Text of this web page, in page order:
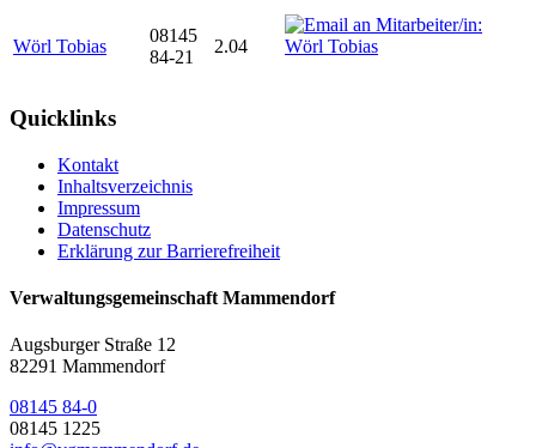
Wörl Tobias
08145
84-21
2.04
Quicklinks
Kontakt
Inhaltsverzeichnis
Impressum
Datenschutz
Erklärung zur Barrierefreiheit
Verwaltungsgemeinschaft Mammendorf
Augsburger Straße 12
82291 Mammendorf
08145 84-0
08145 1225